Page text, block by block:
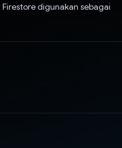
digunakan sebagai